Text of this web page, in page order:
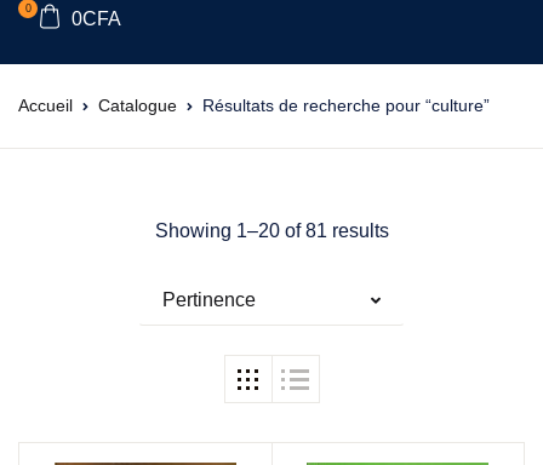
0
0CFA
Accueil Catalogue Résultats de recherche pour “culture”
Showing 1–20 of 81 results
Pertinence